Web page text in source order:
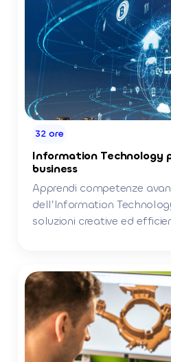
32 ore
Information Technology
business
Apprendi competenze
dell’Information
soluzioni creative ed